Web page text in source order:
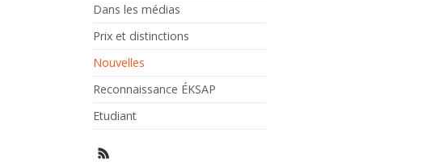
Dans les médias
Prix et distinctions
Nouvelles
Reconnaissance ÉKSAP
Etudiant